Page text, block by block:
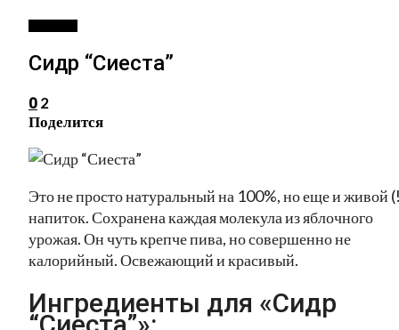
Сидр “Сиеста”
0 2
Поделится
Это не просто натуральный на 100%, но еще и живой
напиток. Сохранена каждая молекула из яблочного
урожая. Он чуть крепче пива, но совершенно не
калорийный. Освежающий и красивый.
Ингредиенты для «Сидр